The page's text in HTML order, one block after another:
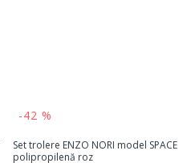
-42 %
Set trolere ENZO NORI model SPACE
polipropilenă roz